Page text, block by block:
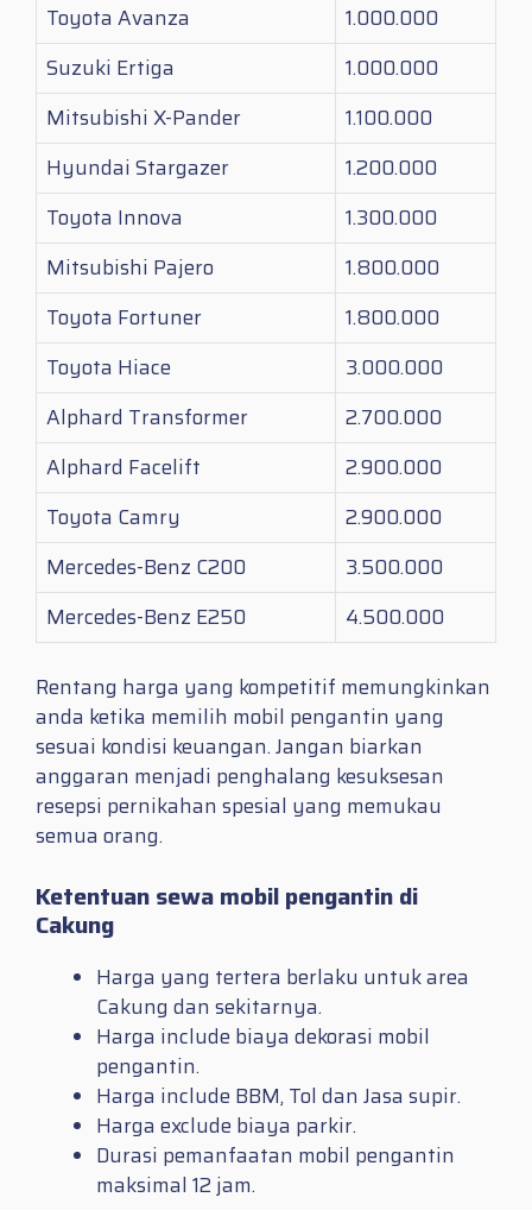
Toyota Avanza
1.000.000
Suzuki Ertiga
1.000.000
Mitsubishi X-Pander
1.100.000
Hyundai Stargazer
1.200.000
Toyota Innova
1.300.000
Mitsubishi Pajero
1.800.000
Toyota Fortuner
1.800.000
Toyota Hiace
3.000.000
Alphard Transformer
2.700.000
Alphard Facelift
2.900.000
Toyota Camry
2.900.000
Mercedes-Benz C200
3.500.000
Mercedes-Benz E250
4.500.000
Rentang harga yang kompetitif memungkinkan
anda ketika memilih mobil pengantin yang
sesuai kondisi keuangan. Jangan biarkan
anggaran menjadi penghalang kesuksesan
resepsi pernikahan spesial yang memukau
semua orang.
Ketentuan sewa mobil pengantin di
Cakung
Harga yang tertera berlaku untuk area
Cakung dan sekitarnya.
Harga include biaya dekorasi mobil
pengantin.
Harga include BBM, Tol dan Jasa supir.
Harga exclude biaya parkir.
Durasi pemanfaatan mobil pengantin
maksimal 12 jam.